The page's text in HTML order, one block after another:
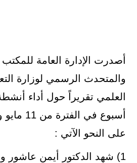
أصدرت الإدارة العامة للمكتب
والمتحدث الرسمي لوزارة
العلمي تقريراً حول أداء
على النحو الآتي :
1) شهد الدكتور أيمن عاشور